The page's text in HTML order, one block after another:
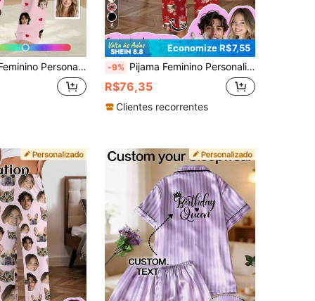
Roupa de Dormir com Retrato Personalizado, Presente de Aniversário para Esposa
8
Economize R$7,55
-9% Pijama Feminino Personalizado Printstory, Personalizado com Qualquer Estampa, Presente Único Personalizado, Adequado para Família e Amigos, Presente de Natal
R$76,35
Clientes recorrentes